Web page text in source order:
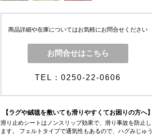
商品詳細や在庫についてはお気軽にお問合せください
お問合せはこちら
TEL：0250-22-0606
【ラグや絨毯を敷いても滑りやすくてお困りの方へ】
滑り止めシートはノンスリップ効果で、滑り事故を防止し
ます。 フェルトタイプで通気性もあるので、ハグみじゅう